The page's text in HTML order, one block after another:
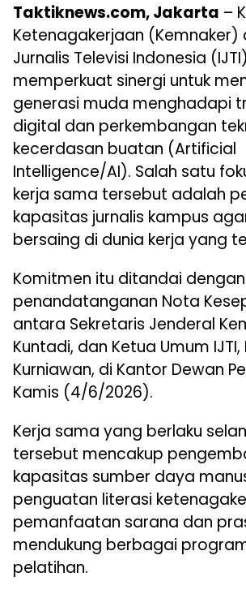
Taktiknews.com, Jakarta –
Ketenagakerjaan (Kemnaker)
Jurnalis Televisi Indonesia (IJTI)
memperkuat sinergi untuk
generasi muda menghadapi
digital dan perkembangan
kecerdasan buatan (Artificial
Intelligence/AI). Salah satu
kerja sama tersebut adalah
kapasitas jurnalis kampus
bersaing di dunia kerja yang
Komitmen itu ditandai dengan
penandatanganan Nota
antara Sekretaris Jenderal
Kuntadi, dan Ketua Umum IJTI,
Kurniawan, di Kantor Dewan
Kamis (4/6/2026).
Kerja sama yang berlaku
tersebut mencakup
kapasitas sumber daya
penguatan literasi
pemanfaatan sarana dan
mendukung berbagai
pelatihan.